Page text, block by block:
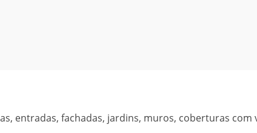
entradas, fachadas, jardins, muros, coberturas com